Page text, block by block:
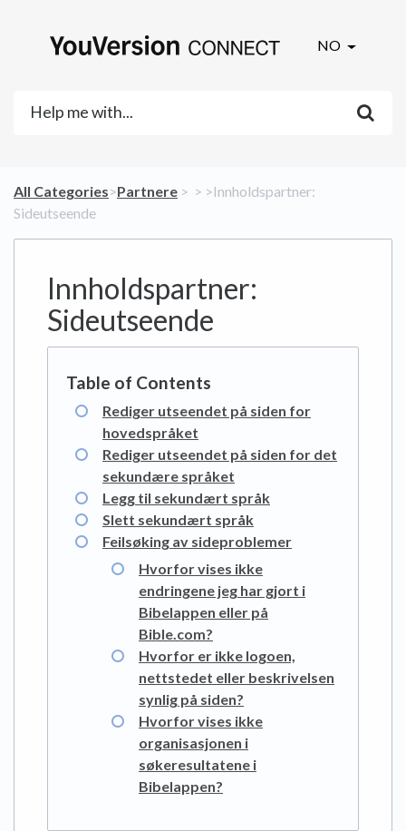
NO
All Categories​>​​Partnere ​ > ​ ​ > ​ ​>​ Innholdspartner:
Sideutseende
Innholdspartner:
Sideutseende
Rediger utseendet på siden for
hovedspråket
Rediger utseendet på siden for det
sekundære språket
Legg til sekundært språk
Slett sekundært språk
Feilsøking av sideproblemer
Hvorfor vises ikke
endringene jeg har gjort i
Bibelappen eller på
Bible.com?
Hvorfor er ikke logoen,
nettstedet eller beskrivelsen
synlig på siden?
Hvorfor vises ikke
organisasjonen i
søkeresultatene i
Bibelappen?